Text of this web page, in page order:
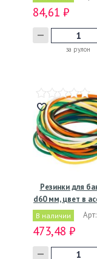
84,61 ₽
за рулон
Резинки для
d60 мм, цвет в
В наличии
473,48 ₽